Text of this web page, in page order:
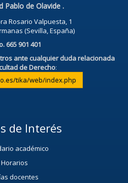
Pablo de Olavide .
Rosario Valpuesta, 1
(Sevilla, España)
665 901 401
ante cualquier duda relacionada
de Derecho:
tika/web/index.php
de Interés
académico
Horarios
docentes